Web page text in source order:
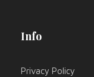
Info
Privacy Policy